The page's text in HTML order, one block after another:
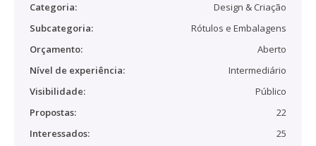
Categoria:
Design & Criação
Subcategoria:
Rótulos e Embalagens
Orçamento:
Aberto
Nível de experiência:
Intermediário
Visibilidade:
Público
Propostas:
22
Interessados:
25